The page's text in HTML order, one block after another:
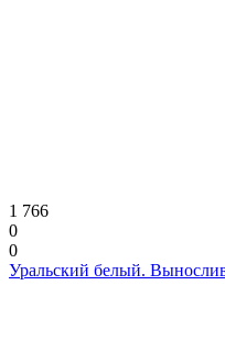
1 766
0
0
Уральский белый.